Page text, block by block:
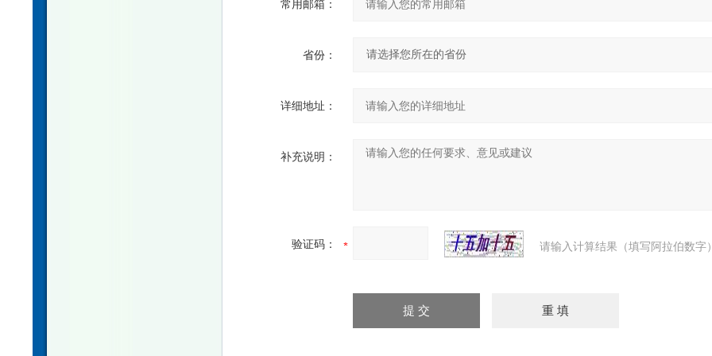
常用邮箱：
省份：
详细地址：
补充说明：
验证码： 请输入计算结果（填写阿拉伯数字